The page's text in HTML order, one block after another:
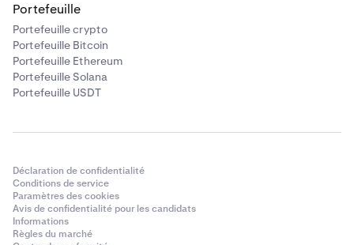
Portefeuille
Portefeuille crypto
Portefeuille Bitcoin
Portefeuille Ethereum
Portefeuille Solana
Portefeuille USDT
Déclaration de confidentialité
Conditions de service
Paramètres des cookies
Avis de confidentialité pour les candidats
Informations
Règles du marché